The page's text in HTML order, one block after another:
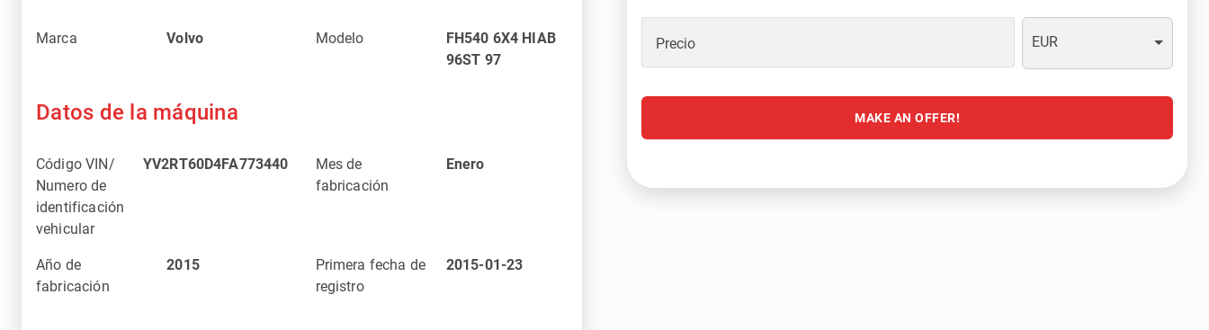
Marca Volvo Modelo
FH540 6X4 HIAB
96ST 97
Datos de la máquina
Código VIN/
Numero de
identificación
vehicular
YV2RT60D4FA773440
Mes de
fabricación
Enero
Año de
fabricación
2015
Primera fecha de
registro
2015-01-23
Precio EUR
MAKE AN OFFER!